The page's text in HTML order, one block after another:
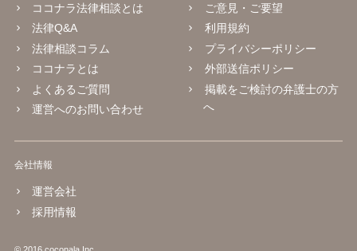
ココナラ法律相談とは
法律Q&A
法律相談コラム
ココナラとは
よくあるご質問
運営へのお問い合わせ
ご意見・ご要望
利用規約
プライバシーポリシー
外部送信ポリシー
掲載をご検討の弁護士の方
へ
会社情報
運営会社
採用情報